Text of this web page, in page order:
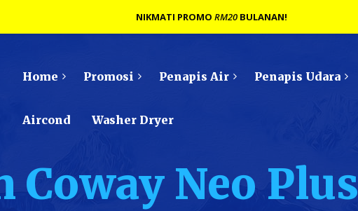
Home Promosi Penapis Air Penapis Udara
Aircond Washer Dryer
Coway Neo Plus
NIKMATI PROMO RM20 BULANAN!